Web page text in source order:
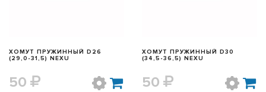
ХОМУТ ПРУЖИННЫЙ D26
(29,0-31,5) NEXU
50
ХОМУТ ПРУЖИННЫЙ D30
(34,5-36,5) NEXU
50